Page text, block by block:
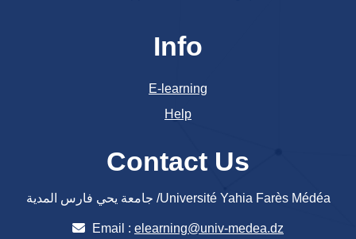
Info
E-learning
Help
Contact Us
جامعة يحي فارس المدية /Université Yahia Farès Médéa
Email : elearning@univ-medea.dz